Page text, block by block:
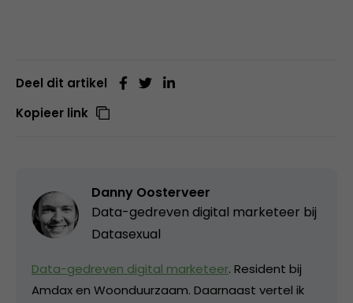
Deel dit artikel
Kopieer link
Danny Oosterveer
Data-gedreven digital marketeer bij
Datasexual
Data-gedreven digital marketeer. Resident bij
Amdax en Woonduurzaam. Daarnaast vertel ik